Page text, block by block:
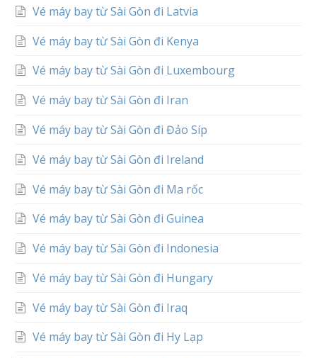
Vé máy bay từ Sài Gòn đi Latvia
Vé máy bay từ Sài Gòn đi Kenya
Vé máy bay từ Sài Gòn đi Luxembourg
Vé máy bay từ Sài Gòn đi Iran
Vé máy bay từ Sài Gòn đi Đảo Síp
Vé máy bay từ Sài Gòn đi Ireland
Vé máy bay từ Sài Gòn đi Ma rốc
Vé máy bay từ Sài Gòn đi Guinea
Vé máy bay từ Sài Gòn đi Indonesia
Vé máy bay từ Sài Gòn đi Hungary
Vé máy bay từ Sài Gòn đi Iraq
Vé máy bay từ Sài Gòn đi Hy Lạp